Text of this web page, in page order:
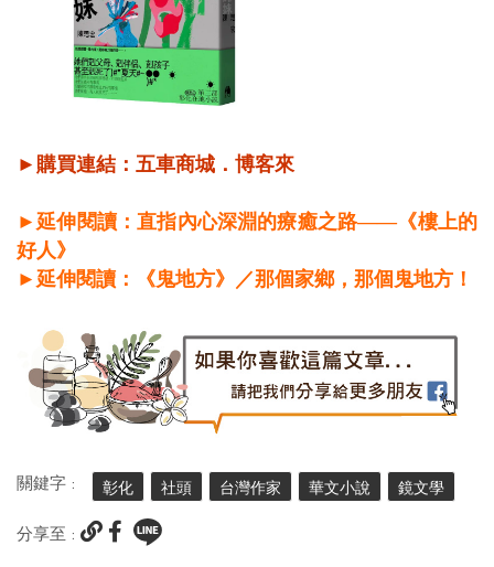
►購買連結： 五車商城 ． 博客來
►延伸閱讀：直指內心深淵的療癒之路——《樓上的
好人》
►延伸閱讀：《鬼地方》／那個家鄉，那個鬼地方！
關鍵字 : 彰化 社頭 台灣作家 華文小說 鏡文學
分享至 :